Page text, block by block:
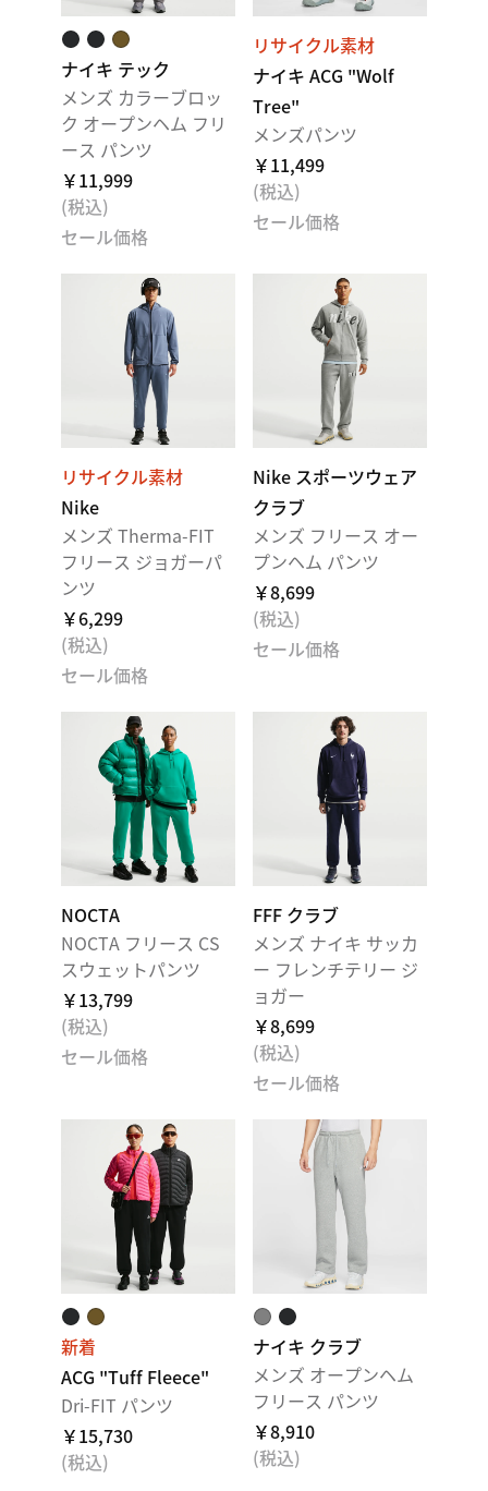
ナイキ テック
メンズ カラーブロッ
ク オープンヘム フリ
ース パンツ
￥11,999
(税込)
セール価格
リサイクル素材
ナイキ ACG "Wolf
Tree"
メンズパンツ
￥11,499
(税込)
セール価格
リサイクル素材
Nike
メンズ Therma-FIT
フリース ジョガーパ
ンツ
￥6,299
(税込)
セール価格
Nike スポーツウェア
クラブ
メンズ フリース オー
プンヘム パンツ
￥8,699
(税込)
セール価格
NOCTA
NOCTA フリース CS
スウェットパンツ
￥13,799
(税込)
セール価格
FFF クラブ
メンズ ナイキ サッカ
ー フレンチテリー ジ
ョガー
￥8,699
(税込)
セール価格
新着
ACG "Tuff Fleece"
Dri-FIT パンツ
￥15,730
(税込)
ナイキ クラブ
メンズ オープンヘム
フリース パンツ
￥8,910
(税込)